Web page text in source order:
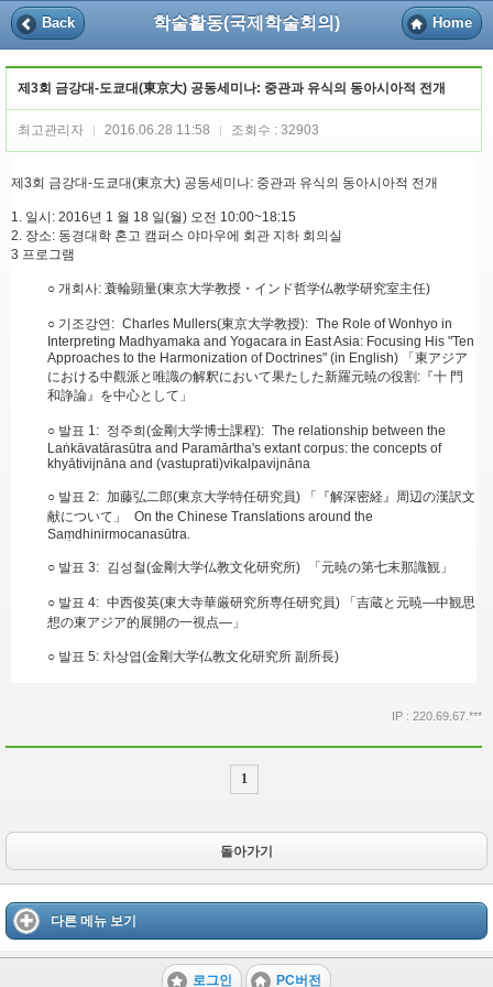
Back 학술활동(국제학술회의) Home
제3회 금강대-도쿄대(東京大) 공동세미나: 중관과 유식의 동아시아적 전개
최고관리자 2016.06.28 11:58 조회수 : 32903
제3회 금강대-도쿄대(東京大) 공동세미나: 중관과 유식의 동아시아적 전개
1. 일시: 2016년 1 월 18 일(월) 오전 10:00~18:15
2. 장소: 동경대학 혼고 캠퍼스 야마우에 회관 지하 회의실
3 프로그램
○ 개회사: 蓑輪顕量(東京大学教授・インド哲学仏教学研究室主任)
○ 기조강연: Charles Mullers(東京大学教授): The Role of Wonhyo in
Interpreting Madhyamaka and Yogacara in East Asia: Focusing His "Ten
Approaches to the Harmonization of Doctrines" (in English) 「東アジア
における中觀派と唯識の解釈において果たした新羅元暁の役割:『十 門
和諍論』を中心として」
○ 발표 1: 정주희(金剛大学博士課程): The relationship between the
Laṅkāvatārasūtra and Paramārtha's extant corpus: the concepts of
khyātivijnāna and (vastuprati)vikalpavijnāna
○ 발표 2: 加藤弘二郎(東京大学特任研究員) 「『解深密経』周辺の漢訳文
献について」 On the Chinese Translations around the
Saṃdhinirmocanasūtra.
○ 발표 3: 김성철(金剛大学仏教文化研究所) 「元暁の第七末那識観」
○ 발표 4: 中西俊英(東大寺華厳研究所専任研究員) 「吉蔵と元暁―中観思
想の東アジア的展開の一視点―」
○ 발표 5: 차상엽(金剛大学仏教文化研究所 副所長)
IP : 220.69.67.***
1
돌아가기
다른 메뉴 보기
로그인 PC버전